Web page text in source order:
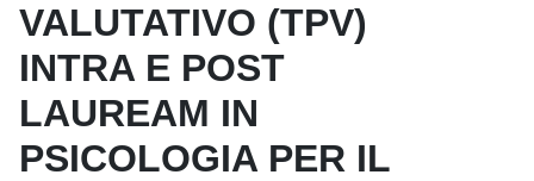
VALUTATIVO (TPV)
INTRA E POST
LAUREAM IN
PSICOLOGIA PER IL